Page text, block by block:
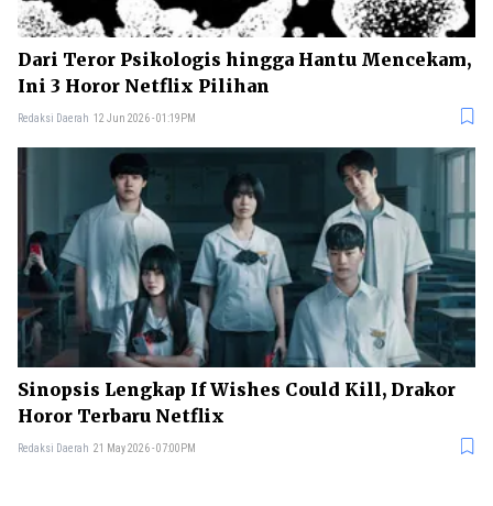
Dari Teror Psikologis hingga Hantu Mencekam,
Ini 3 Horor Netflix Pilihan
Redaksi Daerah 12 Jun 2026 - 01:19PM
Sinopsis Lengkap If Wishes Could Kill, Drakor
Horor Terbaru Netflix
Redaksi Daerah 21 May 2026 - 07:00PM